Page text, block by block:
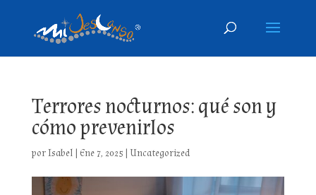
Terrores nocturnos: qué son y
cómo prevenirlos
porIsabel | Ene 7, 2025 | Uncategorized